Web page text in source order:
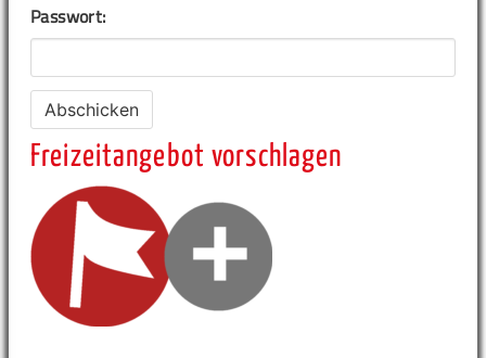
Passwort:
Freizeitangebot vorschlagen